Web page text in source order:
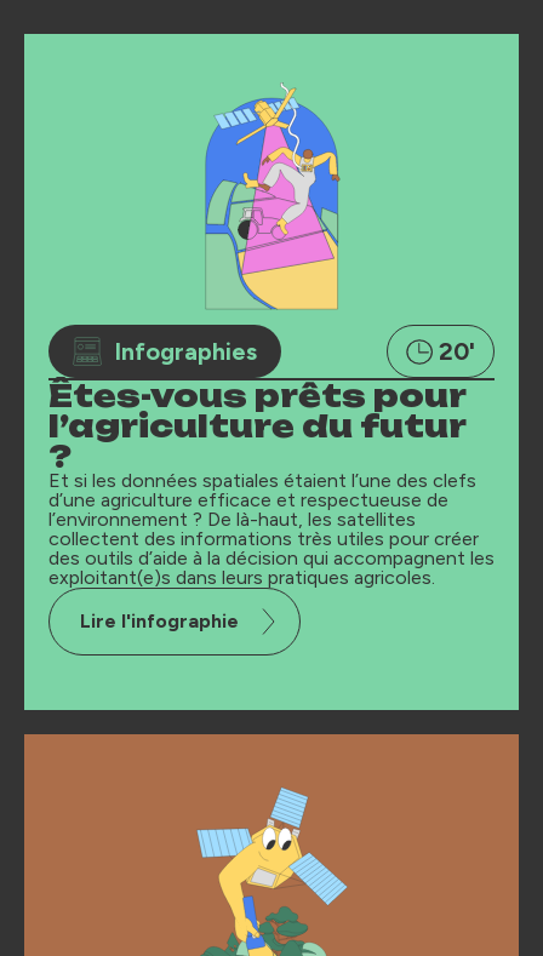
Infographies 20'
Êtes-vous prêts pour
l’agriculture du futur
?
Et si les données spatiales étaient l’une des clefs
d’une agriculture efficace et respectueuse de
l’environnement ? De là-haut, les satellites
collectent des informations très utiles pour créer
des outils d’aide à la décision qui accompagnent les
exploitant(e)s dans leurs pratiques agricoles.
Lire l'infographie